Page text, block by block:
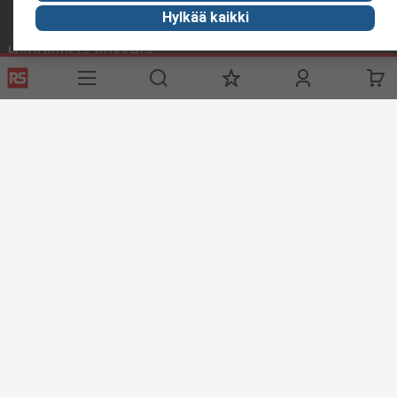
Hyödyllisiä linkkejä
Palvelut
Toimitusvaihtoehdot
Tietoa RS:stä
Me olemme RS
Hylkää kaikki